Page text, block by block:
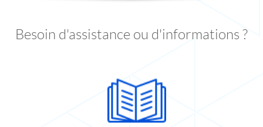
Besoin d'assistance ou d'informations ?